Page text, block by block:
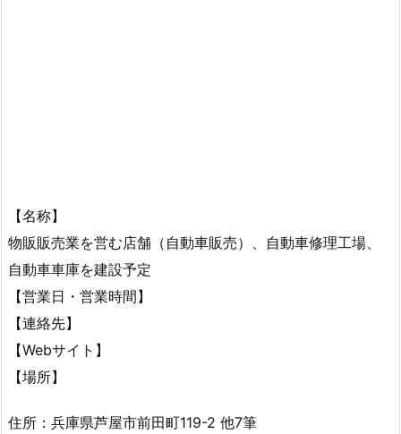
【名称】
物販販売業を営む店舗（自動車販売）、自動車修理工場、
自動車車庫を建設予定
【営業日・営業時間】
【連絡先】
【Webサイト】
【場所】
住所：兵庫県芦屋市前田町119-2 他7筆